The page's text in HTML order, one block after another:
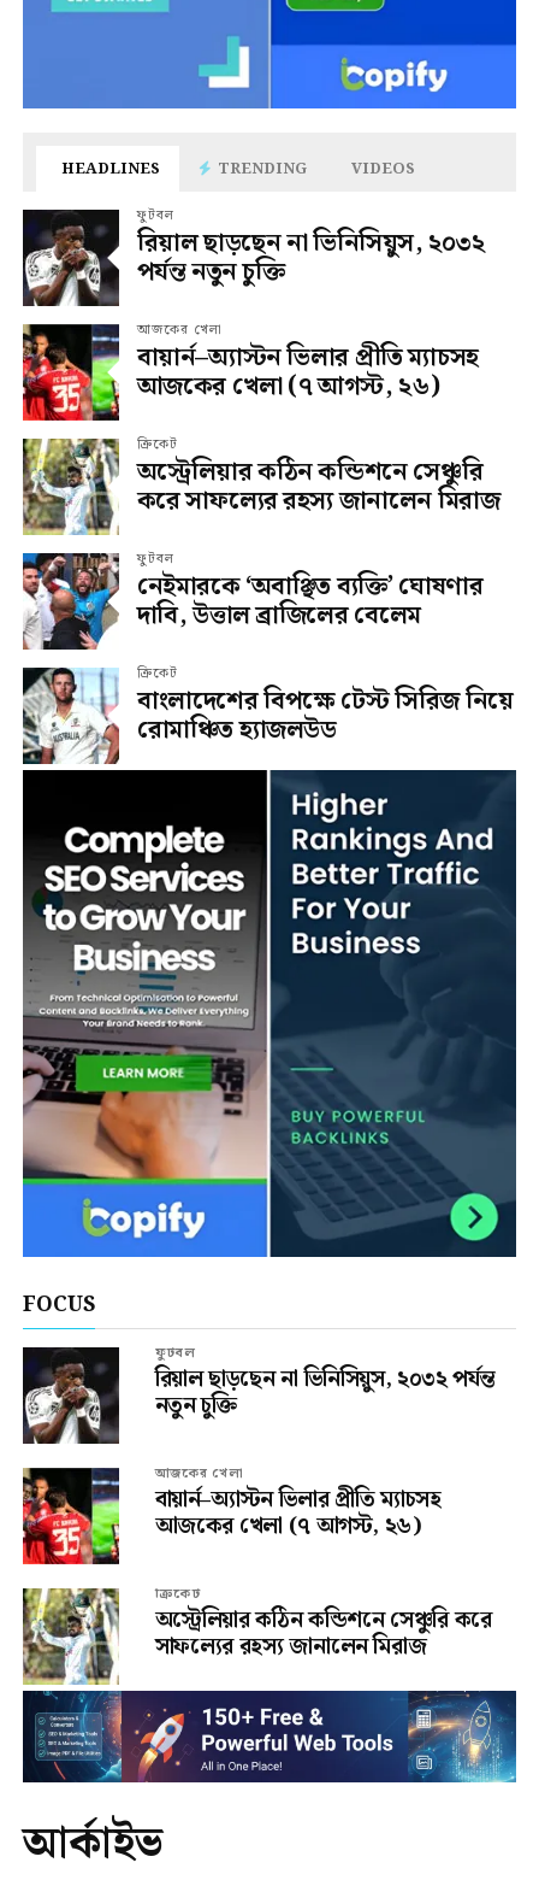
HEADLINES TRENDING VIDEOS
ফুটবল
রিয়াল ছাড়ছেন না ভিনিসিয়ুস, ২০৩২
পর্যন্ত নতুন চুক্তি
আজকের খেলা
বায়ার্ন–অ্যাস্টন ভিলার প্রীতি ম্যাচসহ
আজকের খেলা (৭ আগস্ট, ২৬)
ক্রিকেট
অস্ট্রেলিয়ার কঠিন কন্ডিশনে সেঞ্চুরি
করে সাফল্যের রহস্য জানালেন মিরাজ
ফুটবল
নেইমারকে ‘অবাঞ্ছিত ব্যক্তি’ ঘোষণার
দাবি, উত্তাল ব্রাজিলের বেলেম
ক্রিকেট
বাংলাদেশের বিপক্ষে টেস্ট সিরিজ নিয়ে
রোমাঞ্চিত হ্যাজলউড
FOCUS
ফুটবল
রিয়াল ছাড়ছেন না ভিনিসিয়ুস, ২০৩২ পর্যন্ত
নতুন চুক্তি
আজকের খেলা
বায়ার্ন–অ্যাস্টন ভিলার প্রীতি ম্যাচসহ
আজকের খেলা (৭ আগস্ট, ২৬)
ক্রিকেট
অস্ট্রেলিয়ার কঠিন কন্ডিশনে সেঞ্চুরি করে
সাফল্যের রহস্য জানালেন মিরাজ
আর্কাইভ